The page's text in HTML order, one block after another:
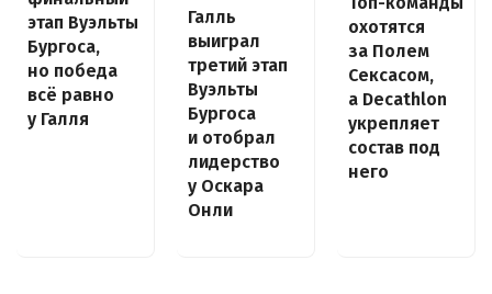
этап Вуэльты
Бургоса,
но победа
всё равно
у Галля
Галль
выиграл
третий этап
Вуэльты
Бургоса
и отобрал
лидерство
у Оскара
Онли
охотятся
за Полем
Сексасом,
а Decathlon
укрепляет
состав под
него